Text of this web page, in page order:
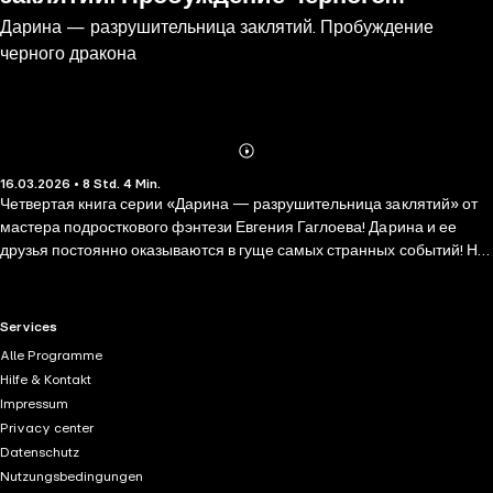
дракона
Дарина — разрушительница заклятий. Пробуждение
черного дракона
Mehr
16.03.2026 • 8 Std. 4 Min.
Четвертая книга серии «Дарина — разрушительница заклятий» от
мастера подросткового фэнтези Евгения Гаглоева! Дарина и ее
друзья постоянно оказываются в гуще самых странных событий! На
своих давних врагов — сестриц Меруан с их облезлым котом
обещан удивительный дар… Что же задумали коварные Эсселитки
RTL+ useful links.
Services
Alle Programme
Hilfe & Kontakt
Impressum
Privacy center
Datenschutz
Nutzungsbedingungen